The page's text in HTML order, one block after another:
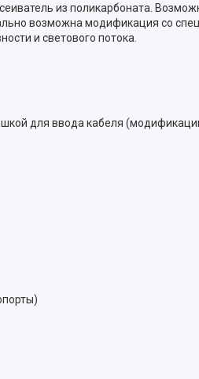
из поликарбоната.
возможна модификация со
и светового потока.
для ввода кабеля